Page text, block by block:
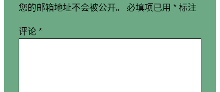
您的邮箱地址不会被公开。 必填项已用 *标注
评论*